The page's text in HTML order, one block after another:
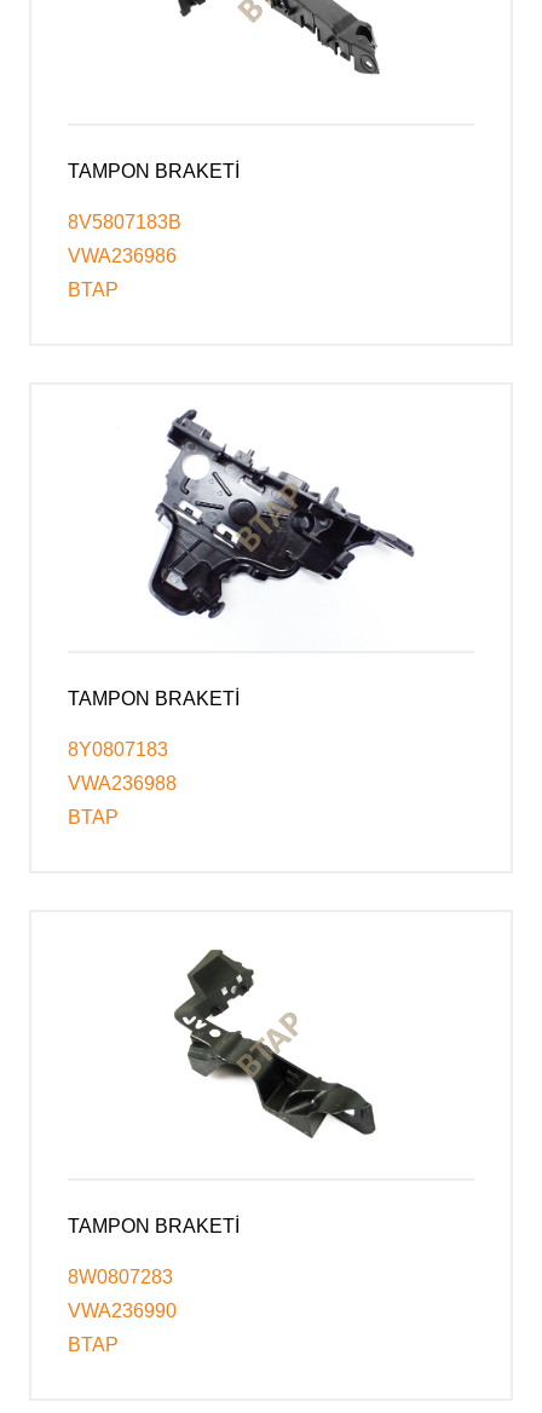
TAMPON BRAKETİ
8V5807183B
VWA236986
BTAP
TAMPON BRAKETİ
8Y0807183
VWA236988
BTAP
TAMPON BRAKETİ
8W0807283
VWA236990
BTAP